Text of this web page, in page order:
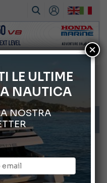
acquisisce Geniuss
di Genova
di Wakeboard 2026
le novità attese a settembre
l’orologio per il diportista
LE ULTIME
NAUTICA
NOSTRA
×